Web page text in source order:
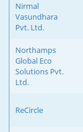
Nirmal
Vasundhara
Pvt. Ltd.
Northamps
Global Eco
Solutions Pvt.
Ltd.
ReCircle